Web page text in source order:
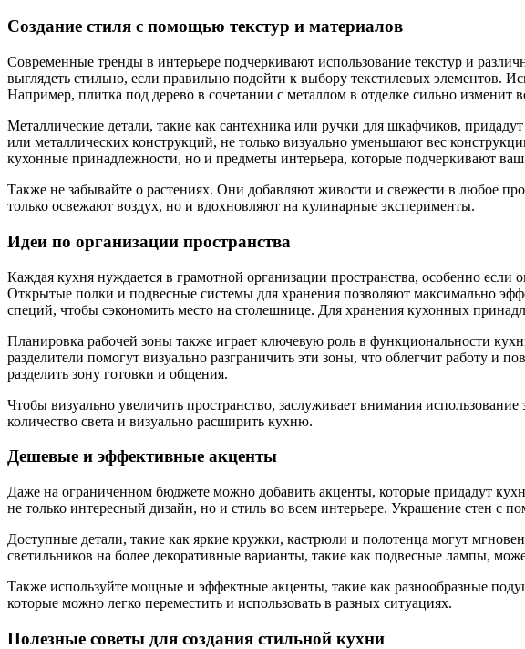
Создание стиля с помощью текстур и материалов
Современные тренды в интерьере подчеркивают использование текстур и
выглядеть стильно, если правильно подойти к выбору текстилевых элементов.
Например, плитка под дерево в сочетании с металлом в отделке сильно изменит
Металлические детали, такие как сантехника или ручки для шкафчиков,
или металлических конструкций, не только визуально уменьшают вес
кухонные принадлежности, но и предметы интерьера, которые подчеркивают
Также не забывайте о растениях. Они добавляют живости и свежести в любое
только освежают воздух, но и вдохновляют на кулинарные эксперименты.
Идеи по организации пространства
Каждая кухня нуждается в грамотной организации пространства, особенно
Открытые полки и подвесные системы для хранения позволяют максимально
специй, чтобы сэкономить место на столешнице. Для хранения кухонных
Планировка рабочей зоны также играет ключевую роль в функциональности
разделители помогут визуально разграничить эти зоны, что облегчит работу
разделить зону готовки и общения.
Чтобы визуально увеличить пространство, заслуживает внимания
количество света и визуально расширить кухню.
Дешевые и эффективные акценты
Даже на ограниченном бюджете можно добавить акценты, которые придадут
не только интересный дизайн, но и стиль во всем интерьере. Украшение стен
Доступные детали, такие как яркие кружки, кастрюли и полотенца могут
светильников на более декоративные варианты, такие как подвесные лампы,
Также используйте мощные и эффектные акценты, такие как разнообразные
которые можно легко переместить и использовать в разных ситуациях.
Полезные советы для создания стильной кухни